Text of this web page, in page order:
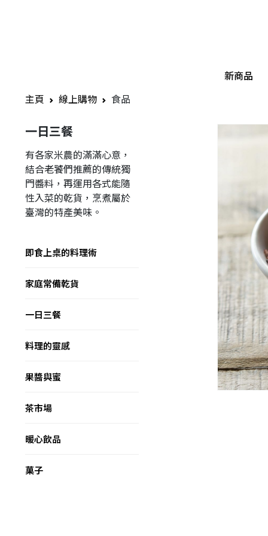
新商品
主頁
線上購物 食品
一日三餐
有各家米農的滿滿心意，
結合老饕們推薦的傳統獨
門醬料，再運用各式能隨
性入菜的乾貨，烹煮屬於
臺灣的特產美味。
即食上桌的料理術
家庭常備乾貨
一日三餐
料理的靈感
果醬與蜜
茶市場
暖心飲品
菓子